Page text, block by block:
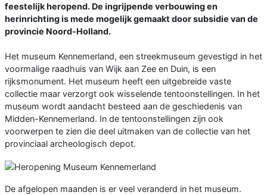
feestelijk heropend. De ingrijpende verbouwing en
herinrichting is mede mogelijk gemaakt door subsidie van de
provincie Noord-Holland.
Het museum Kennemerland, een streekmuseum gevestigd in het
voormalige raadhuis van Wijk aan Zee en Duin, is een
rijksmonument. Het museum heeft een uitgebreide vaste
collectie maar verzorgt ook wisselende tentoonstellingen. In het
museum wordt aandacht besteed aan de geschiedenis van
Midden-Kennemerland. In de tentoonstellingen zijn ook
voorwerpen te zien die deel uitmaken van de collectie van het
provinciaal archeologisch depot.
De afgelopen maanden is er veel veranderd in het museum.